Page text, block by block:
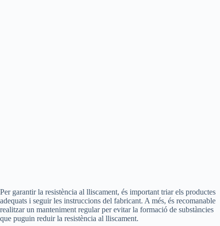
Per garantir la resistència al lliscament, és important triar els productes
adequats i seguir les instruccions del fabricant. A més, és recomanable
realitzar un manteniment regular per evitar la formació de substàncies
que puguin reduir la resistència al lliscament.